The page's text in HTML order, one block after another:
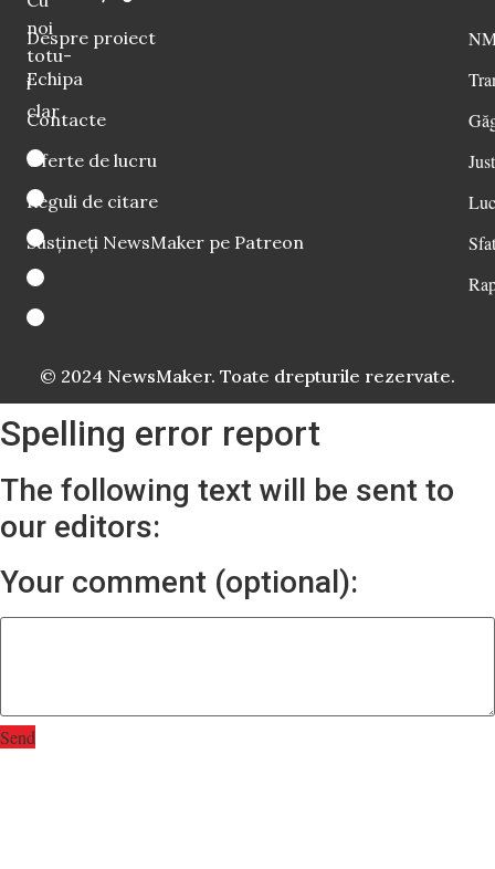
noi
totu-
i
clar
Despre proiect
Echipa
Contacte
Oferte de lucru
Reguli de citare
Susțineți NewsMaker pe Patreon
© 2024 NewsMaker. Toate drepturile rezervate.
Spelling error report
The following text will be sent to
our editors:
Your comment (optional):
Send